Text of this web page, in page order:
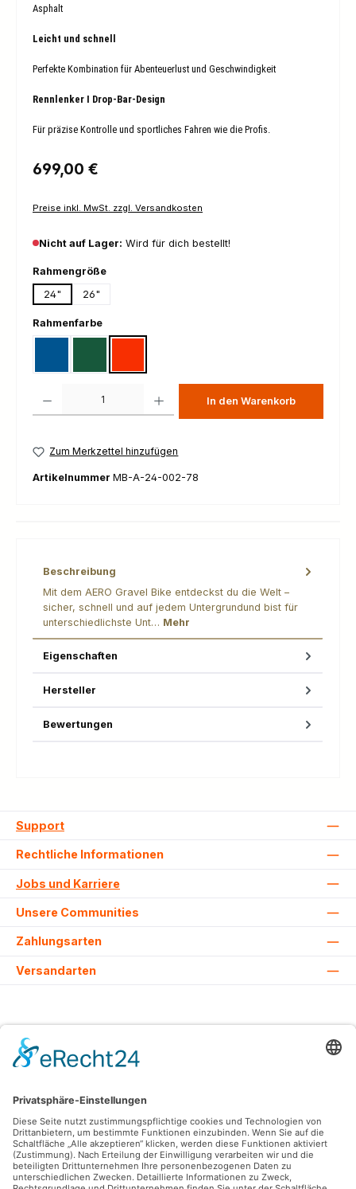
Asphalt
Leicht und schnell
Perfekte Kombination für Abenteuerlust und Geschwindigkeit
Rennlenker I Drop-Bar-Design
Für präzise Kontrolle und sportliches Fahren wie die Profis.
Regulärer Preis:
699,00 €
Preise inkl. MwSt. zzgl. Versandkosten
Nicht auf Lager: Wird für dich bestellt!
Rahmengrößeauswählen
24"
26"
Rahmenfarbeauswählen
In den Warenkorb
Zum Merkzettel hinzufügen
Artikelnummer MB-A-24-002-78
Beschreibung
Mit dem AERO Gravel Bike entdeckst du die Welt –
sicher, schnell und auf jedem Untergrundund bist für
unterschiedlichste Unt… Mehr
Eigenschaften
Hersteller
Bewertungen
Support
Rechtliche Informationen
Jobs und Karriere
Unsere Communities
Zahlungsarten
Versandarten
Alle Preise inkl. gesetzl. Mehrwertsteuer zzgl.
und ggf.
Nachnahmegebühren, wenn nicht anders angegeben.
© 2026 Lovehurts Bikes - Alle Rechte vorbehalten. Theme by